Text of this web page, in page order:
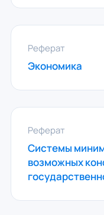
Реферат
Экономика
Реферат
Системы
возможных